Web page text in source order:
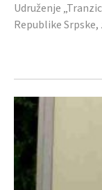
Udruženje
Republike